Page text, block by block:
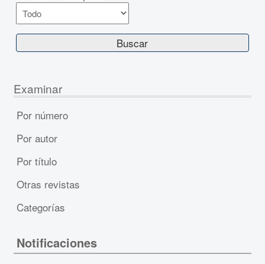
Examinar
Por número
Por autor
Por título
Otras revistas
Categorías
Notificaciones